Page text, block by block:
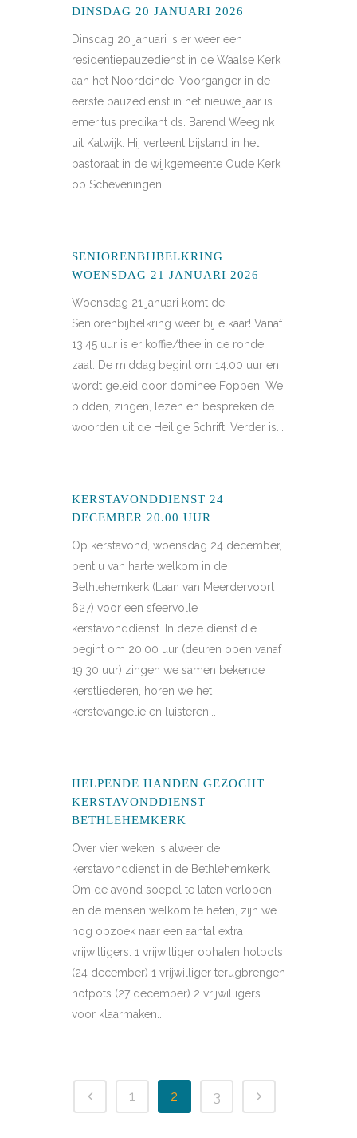
DINSDAG 20 JANUARI 2026
Dinsdag 20 januari is er weer een
residentiepauzedienst in de Waalse Kerk
aan het Noordeinde. Voorganger in de
eerste pauzedienst in het nieuwe jaar is
emeritus predikant ds. Barend Weegink
uit Katwijk. Hij verleent bijstand in het
pastoraat in de wijkgemeente Oude Kerk
op Scheveningen....
SENIORENBIJBELKRING
WOENSDAG 21 JANUARI 2026
Woensdag 21 januari komt de
Seniorenbijbelkring weer bij elkaar! Vanaf
13.45 uur is er koffie/thee in de ronde
zaal. De middag begint om 14.00 uur en
wordt geleid door dominee Foppen. We
bidden, zingen, lezen en bespreken de
woorden uit de Heilige Schrift. Verder is...
KERSTAVONDDIENST 24
DECEMBER 20.00 UUR
Op kerstavond, woensdag 24 december,
bent u van harte welkom in de
Bethlehemkerk (Laan van Meerdervoort
627) voor een sfeervolle
kerstavonddienst. In deze dienst die
begint om 20.00 uur (deuren open vanaf
19.30 uur) zingen we samen bekende
kerstliederen, horen we het
kerstevangelie en luisteren...
HELPENDE HANDEN GEZOCHT
KERSTAVONDDIENST
BETHLEHEMKERK
Over vier weken is alweer de
kerstavonddienst in de Bethlehemkerk.
Om de avond soepel te laten verlopen
en de mensen welkom te heten, zijn we
nog opzoek naar een aantal extra
vrijwilligers: 1 vrijwilliger ophalen hotpots
(24 december) 1 vrijwilliger terugbrengen
hotpots (27 december) 2 vrijwilligers
voor klaarmaken...
1 2 3